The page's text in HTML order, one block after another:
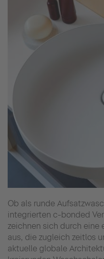
Ob als runde
integrierten c-bonded
zeichnen sich durch eine
aus, die zugleich zeitlos
aktuelle globale